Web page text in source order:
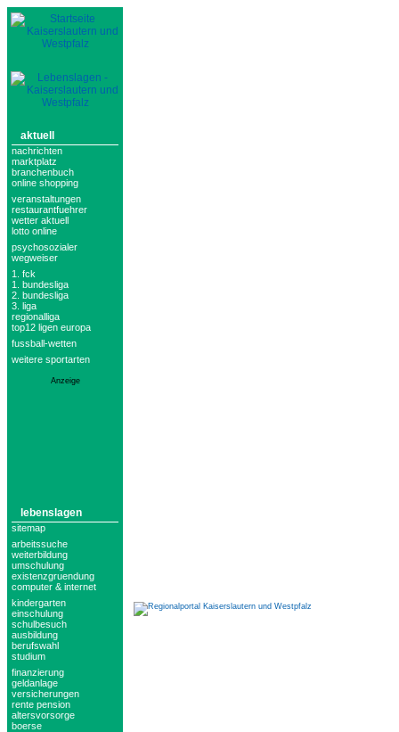
aktuell
nachrichten
marktplatz
branchenbuch
online shopping
veranstaltungen
restaurantfuehrer
wetter aktuell
lotto online
psychosozialer
wegweiser
1. fck
1. bundesliga
2. bundesliga
3. liga
regionalliga
top12 ligen europa
fussball-wetten
weitere sportarten
Anzeige
lebenslagen
sitemap
arbeitssuche
weiterbildung
umschulung
existenzgruendung
computer & internet
kindergarten
einschulung
schulbesuch
ausbildung
berufswahl
studium
finanzierung
geldanlage
versicherungen
rente pension
altersvorsorge
boerse